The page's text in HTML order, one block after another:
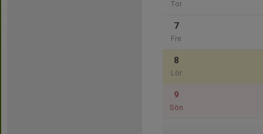
Tor
7
Fre
8
Lör
9
Sön